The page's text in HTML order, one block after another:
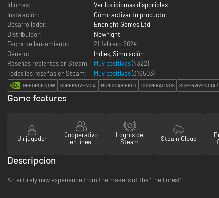
Idiomas:
Ver los idiomas disponibles
Instalación:
Cómo activar tu producto
Desarrollador:
Endnight Games Ltd
Distribuidor:
Newnight
Fecha de lanzamiento:
21 febrero 2024
Género:
Indies, Simulación
Reseñas recientes en Steam:
Muy positivas(4322)
Todas las reseñas en Steam:
Muy positivas(316503)
GEFORCE NOW SUPERVIVENCIA MUNDO ABIERTO COOPERATIVOS SUPERVIVENCIA /
Game features
Un jugador
Cooperativo
en línea
Logros de
Steam
Steam Cloud
Descripción
An entirely new experience from the makers of the ‘The Forest’